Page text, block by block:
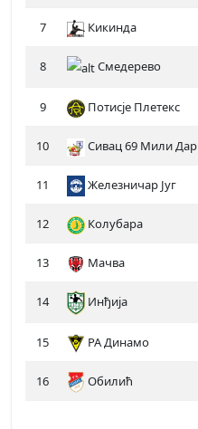
7 Кикинда
8 Смедерево
9 Потисје Плетекс
10 Сивац 69 Мили Дар
11 Железничар Југ
12 Колубара
13 Мачва
14 Инђија
15 РА Динамо
16 Обилић